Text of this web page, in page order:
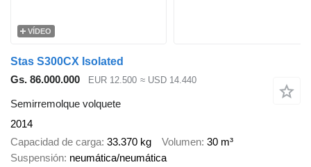
VÍDEO
Stas S300CX Isolated
Gs. 86.000.000
EUR 12.500 ≈ USD 14.440
Semirremolque volquete
2014
Capacidad de carga 33.370 kg Volumen 30 m³
Suspensión neumática/neumática